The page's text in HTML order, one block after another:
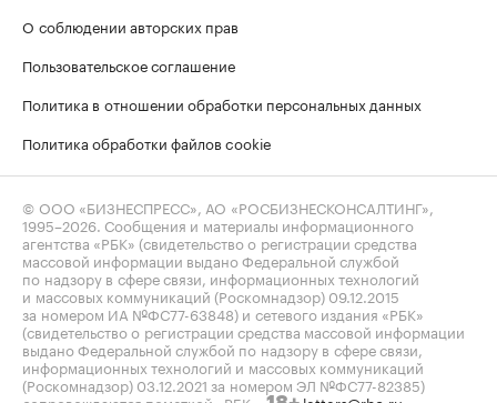
О соблюдении авторских прав
Пользовательское соглашение
Политика в отношении обработки персональных данных
Политика обработки файлов cookie
© ООО «БИЗНЕСПРЕСС», АО «РОСБИЗНЕСКОНСАЛТИНГ»,
1995–2026 . Сообщения и материалы информационного
агентства «РБК» (свидетельство о регистрации средства
массовой информации выдано Федеральной службой
по надзору в сфере связи, информационных технологий
и массовых коммуникаций (Роскомнадзор) 09.12.2015
за номером ИА №ФС77-63848) и сетевого издания «РБК»
(свидетельство о регистрации средства массовой информации
выдано Федеральной службой по надзору в сфере связи,
информационных технологий и массовых коммуникаций
(Роскомнадзор) 03.12.2021 за номером ЭЛ №ФС77-82385)